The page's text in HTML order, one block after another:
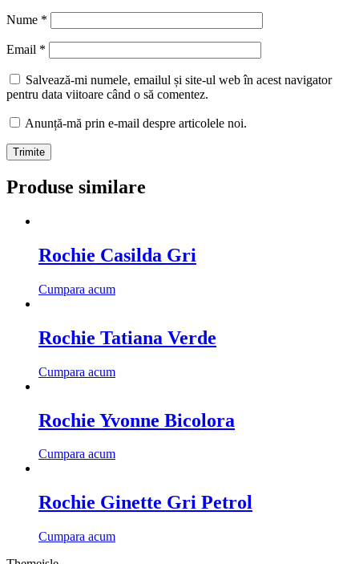
Nume *
Email *
Salvează-mi numele, emailul și site-ul web în acest navigator
pentru data viitoare când o să comentez.
Anunță-mă prin e-mail despre articolele noi.
Produse similare
Rochie Casilda Gri
Cumpara acum
Rochie Tatiana Verde
Cumpara acum
Rochie Yvonne Bicolora
Cumpara acum
Rochie Ginette Gri Petrol
Cumpara acum